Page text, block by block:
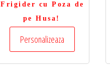
Frigider cu Poza de
pe Husa!
Personalizeaza